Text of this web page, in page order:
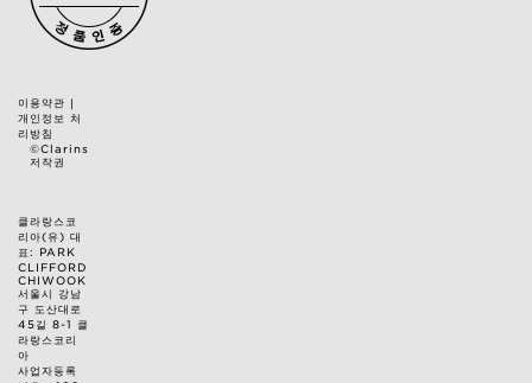
이용약관 |
개인정보 처
리방침
©Clarins
저작권
클라랑스코
리아(유) 대
표: PARK
CLIFFORD
CHIWOOK
서울시 강남
구 도산대로
45길 8-1 클
라랑스코리
아
사업자등록